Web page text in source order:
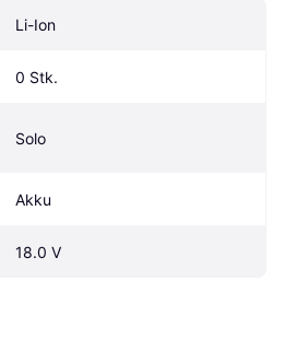
Li-Ion
0 Stk.
Solo
Akku
18.0 V